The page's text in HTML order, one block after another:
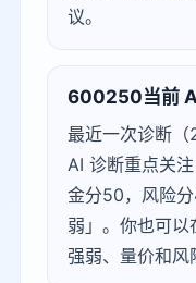
议。
600250当前
最近一次诊断
AI 诊断重点关
金分50，风险
弱」。你也可
强弱、量价和风